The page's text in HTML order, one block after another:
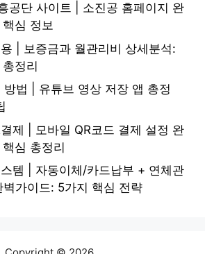
공단 사이트 | 소진공 홈페이지 완
심 정보
| 보증금과 월관리비 상세분석:
정리
방법 | 유튜브 영상 저장 앱 총정
제 | 모바일 QR코드 결제 설정 완
심 총정리
템 | 자동이체/카드납부 + 연체관
가이드: 5가지 핵심 전략